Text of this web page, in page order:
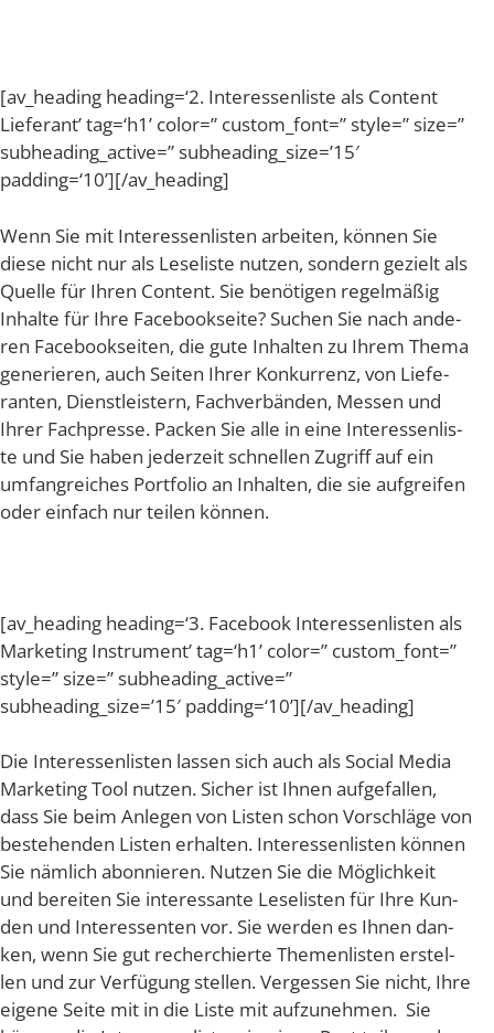
[av_​heading heading=‘2. Inter­es­sen­lis­te als Con­tent
Lie­fe­rant’ tag=‘h1’ color=” custom_​font=” style=” size=”
subheading_​active=” subheading_size=’15′
padding=‘10’][/av_heading]
Wenn Sie mit Inter­es­sen­lis­ten arbei­ten, kön­nen Sie
die­se nicht nur als Lese­lis­te nut­zen, son­dern gezielt als
Quel­le für Ihren Con­tent. Sie benö­ti­gen regel­mä­ßig
Inhal­te für Ihre Face­book­sei­te? Suchen Sie nach ande­
ren Face­book­sei­ten, die gute Inhal­ten zu Ihrem The­ma
gene­rie­ren, auch Sei­ten Ihrer Kon­kur­renz, von Lie­fe­
ran­ten, Dienst­leis­tern, Fach­ver­bän­den, Mes­sen und
Ihrer Fach­pres­se. Packen Sie alle in eine Inter­es­sen­lis­
te und Sie haben jeder­zeit schnel­len Zugriff auf ein
umfang­rei­ches Port­fo­lio an Inhal­ten, die sie auf­grei­fen
oder ein­fach nur tei­len können.
[av_​heading heading=‘3. Face­book Inter­es­sen­lis­ten als
Mar­ke­ting Instru­ment’ tag=‘h1’ color=” custom_​font=”
style=” size=” subheading_​active=”
subheading_size=’15′ padding=‘10’][/av_heading]
Die Inter­es­sen­lis­ten las­sen sich auch als Social Media
Mar­ke­ting Tool nut­zen. Sicher ist Ihnen auf­ge­fal­len,
dass Sie beim Anle­gen von Lis­ten schon Vor­schlä­ge von
bestehen­den Lis­ten erhal­ten. Inter­es­sen­lis­ten kön­nen
Sie näm­lich abon­nie­ren. Nut­zen Sie die Mög­lich­keit
und berei­ten Sie inter­es­san­te Lese­lis­ten für Ihre Kun­
den und Inter­es­sen­ten vor. Sie wer­den es Ihnen dan­
ken, wenn Sie gut recher­chier­te The­men­lis­ten erstel­
len und zur Ver­fü­gung stel­len. Ver­ges­sen Sie nicht, Ihre
eige­ne Sei­te mit in die Lis­te mit auf­zu­neh­men. Sie